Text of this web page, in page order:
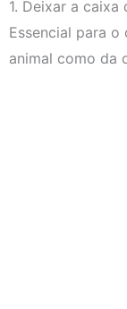
1. Deixar a caixa
Essencial para
animal como da